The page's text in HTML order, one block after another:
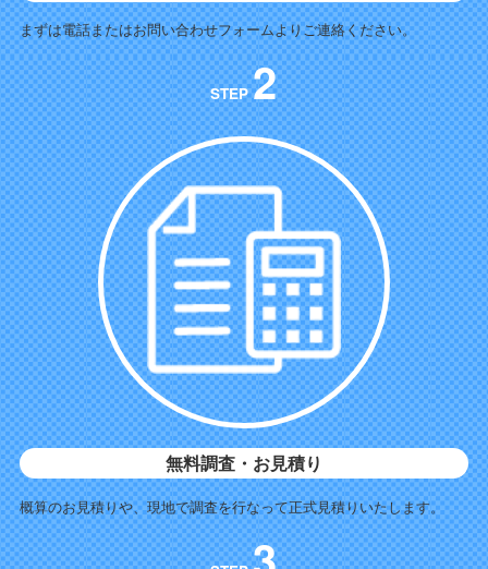
まずは電話またはお問い合わせフォームよりご連絡ください。
STEP2
無料調査・お見積り
概算のお見積りや、現地で調査を行なって正式見積りいたします。